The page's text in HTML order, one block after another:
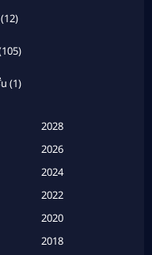
(12)
(1)
กเรื่องจริง(2)
จริง (20)
2028
2026
2024
2022
2020
2018